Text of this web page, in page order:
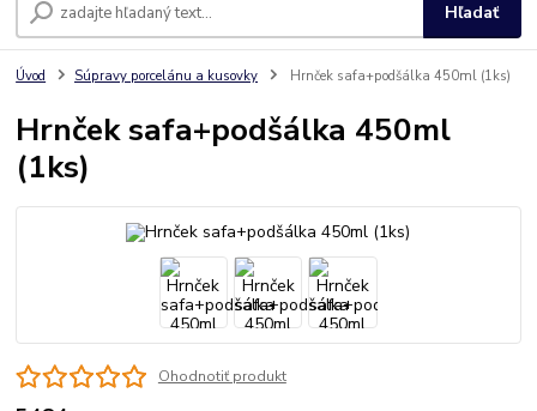
Hľadať
Úvod Súpravy porcelánu a kusovky Hrnček safa+podšálka 450ml (1ks)
Hrnček safa+podšálka 450ml
(1ks)
Ohodnotiť produkt